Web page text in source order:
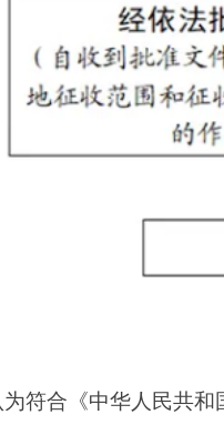
中华人民共和国土地管理法
征收目的、开展土地现
）和村、村民小组范围
围内抢栽抢建；违反规定
地开展土地现状调查，应
量等情况。（行政机关
开展社会稳定风险评估
会稳定风险评估应当有被